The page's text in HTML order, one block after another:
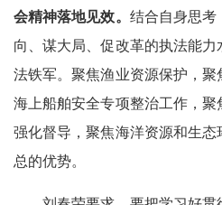
会精神落地见效。 结合自身思考
向、谋大局、促改革的执法能
法铁军。聚焦渔业资源保护，
海上船舶安全专项整治工作，聚
强化督导，聚焦海洋资源和生
总的优势。